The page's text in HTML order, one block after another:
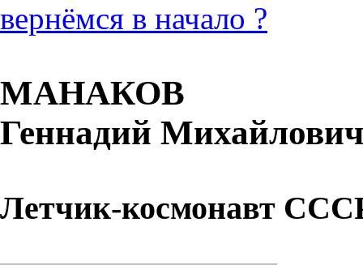
вернёмся в начало ?
МАНАКОВ
Геннадий Михайлович
Летчик-космонавт